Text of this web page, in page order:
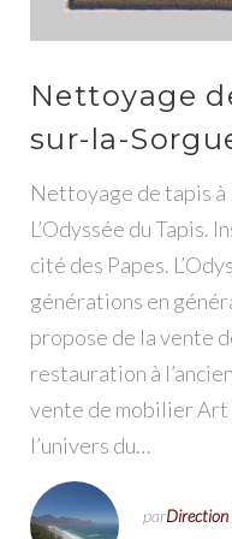
Nettoyage
sur-la-
Nettoyage de tapis à
L’Odyssée du Tapis.
cité des Papes.
générations en
propose de la vente
restauration à
vente de mobilier Art
l’univers du…
parDirection